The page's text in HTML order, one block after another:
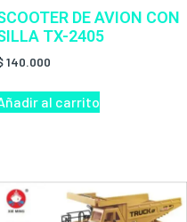
DE AVION CON
TX-2405
140.000
al carrito